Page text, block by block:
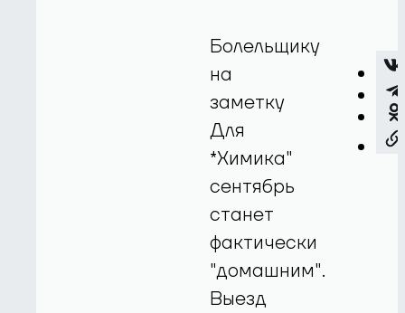
Болельщику
на
заметку
Для
*Химика"
сентябрь
станет
фактически
"домашним".
Выезд